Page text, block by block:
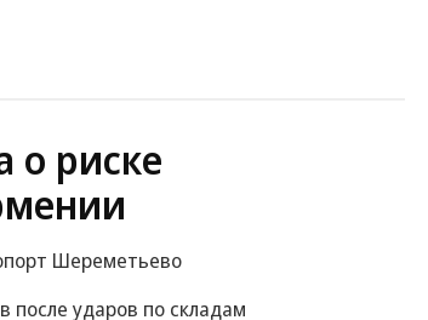
о риске
Шереметьево
ударов по складам